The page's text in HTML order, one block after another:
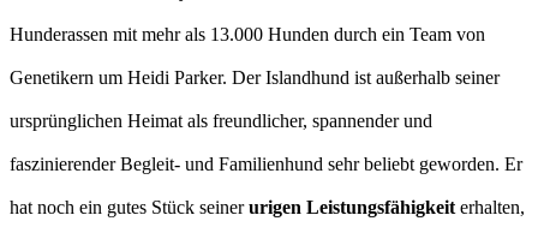
Hunderassen mit mehr als 13.000 Hunden durch ein Team von
Genetikern um Heidi Parker. Der Islandhund ist außerhalb seiner
ursprünglichen Heimat als freundlicher, spannender und
faszinierender Begleit- und Familienhund sehr beliebt geworden. Er
hat noch ein gutes Stück seinerurigen Leistungsfähigkeit erhalten,